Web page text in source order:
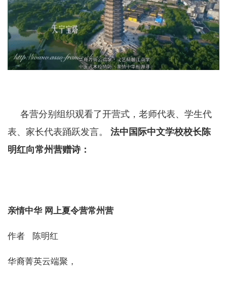
各营分别组织观看了开营式，老师代表、学生代
表、家长代表踊跃发言。 法中国际中文学校校长陈
明红向常州营赠诗：
亲情中华 网上夏令营常州营
作者 陈明红
华裔菁英云端聚，